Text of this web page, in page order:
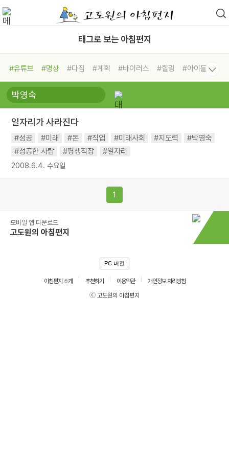
태그로 보는 아침편지
#유튜브 #명상 #다짐 #계획 #바이러스 #힐링
#아이들
#비전캠프
#독서캠프 #삶
#희망
#나눔 #친구 #링컨학교
#독서
#건강 #면역력
일자리가 사라진다
#성공 #미래 #돈 #직업 #미래사회 #지도력
#박영숙
#성공한 사람
#평생직장 #일자리
2008.6.4. 수요일
1
모바일 앱 다운로드
고도원의 아침편지
PC 버전
아침편지 소개 추천하기 이용약관
개인정보 처리방침
ⓒ 고도원의 아침편지